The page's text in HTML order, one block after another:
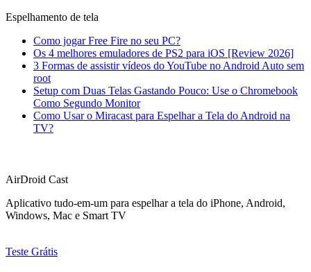
Espelhamento de tela
Como jogar Free Fire no seu PC?
Os 4 melhores emuladores de PS2 para iOS [Review 2026]
3 Formas de assistir vídeos do YouTube no Android Auto sem
root
Setup com Duas Telas Gastando Pouco: Use o Chromebook
Como Segundo Monitor
Como Usar o Miracast para Espelhar a Tela do Android na
TV?
AirDroid Cast
Aplicativo tudo-em-um para espelhar a tela do iPhone, Android,
Windows, Mac e Smart TV
Teste Grátis